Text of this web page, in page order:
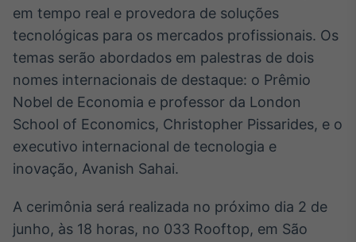
Datafeed
APIs para
integração de
conteúdos e
dados
Broadcast
headlines de
notícias
em tempo real e provedora de soluções
tecnológicas para os mercados profissionais. Os
temas serão abordados em palestras de dois
nomes internacionais de destaque: o Prêmio
Nobel de Economia e professor da London
School of Economics, Christopher Pissarides, e o
executivo internacional de tecnologia e
inovação, Avanish Sahai.
A cerimônia será realizada no próximo dia 2 de
junho, às 18 horas, no 033 Rooftop, em São